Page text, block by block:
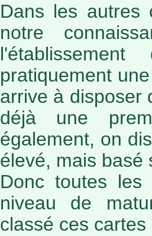
Dans les autres
notre
pratiquement
arrive à disposer
déjà une
également, on
élevé, mais basé
Donc toutes
niveau de
classé ces